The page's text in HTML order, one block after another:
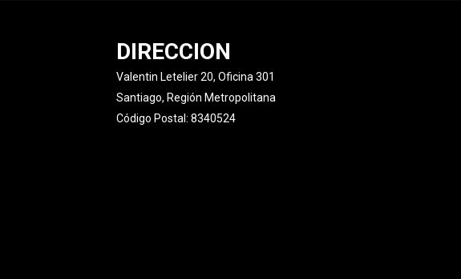
DIRECCION
Valentin Letelier 20, Oficina 301
Santiago, Región Metropolitana
Código Postal: 8340524